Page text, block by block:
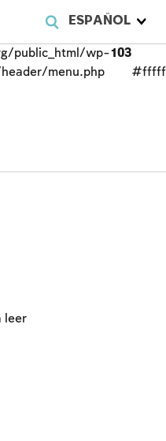
ESPAÑOL
public_html/wp-
menu.php
103
leer